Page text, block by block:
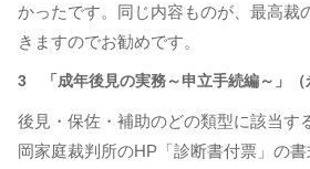
かったです。同じ内容ものが、最高裁
きますのでお勧めです。
3 「成年後見の実務～申立手続編～」（
後見・保佐・補助のどの類型に該当す
岡家庭裁判所のHP「診断書付票」の